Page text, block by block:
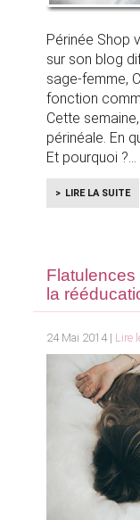
Périnée Shop
sur son blog
sage-femme,
fonction
Cette
périnéale. En
Et pourquoi ?
LIRE LA SUITE
la
24 Mai 2014 | Lire